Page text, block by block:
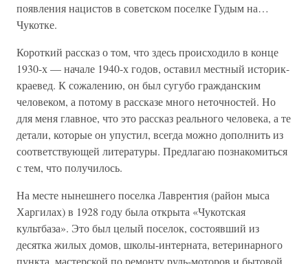
появления нацистов в советском поселке Гудым на…
Чукотке.
Короткий рассказ о том, что здесь происходило в конце
1930-х — начале 1940-х годов, оставил местный историк-
краевед. К сожалению, он был сугубо гражданским
человеком, а потому в рассказе много неточностей. Но
для меня главное, что это рассказ реального человека, а те
детали, которые он упустил, всегда можно дополнить из
соответствующей литературы. Предлагаю познакомиться
с тем, что получилось.
На месте нынешнего поселка Лаврентия (район мыса
Харгилах) в 1928 году была открыта «Чукотская
культбаза». Это был целый поселок, состоявший из
десятка жилых домов, школы-интерната, ветеринарного
пункта, мастерской по ремонту руль-моторов и бытовой